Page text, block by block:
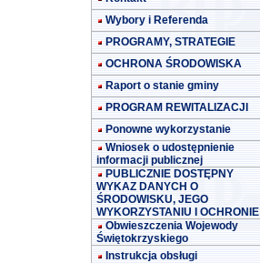
Wybory i Referenda
PROGRAMY, STRATEGIE
OCHRONA ŚRODOWISKA
Raport o stanie gminy
PROGRAM REWITALIZACJI
Ponowne wykorzystanie
Wniosek o udostępnienie
informacji publicznej
PUBLICZNIE DOSTĘPNY
WYKAZ DANYCH O
ŚRODOWISKU, JEGO
WYKORZYSTANIU I OCHRONIE
Obwieszczenia Wojewody
Świętokrzyskiego
Instrukcja obsługi